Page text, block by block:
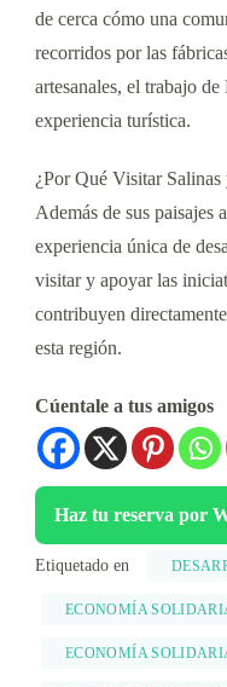
de cerca cómo una
recorridos por las
artesanales, el trabajo
experiencia turística.
¿Por Qué Visitar
Además de sus paisajes
experiencia única de
visitar y apoyar las
contribuyen
esta región.
Cúentale a tus amigos
Haz tu reserva por
Etiquetado en
ECONOMÍA
ECONOMÍA